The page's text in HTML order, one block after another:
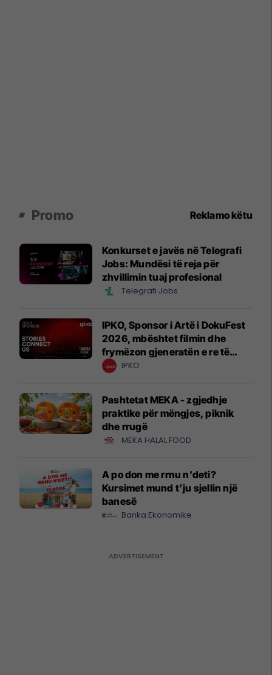
Promo Reklamo këtu
Konkurset e javës në Telegrafi
Jobs: Mundësi të reja për
zhvillimin tuaj profesional
Telegrafi Jobs
IPKO, Sponsor i Artë i DokuFest
2026, mbështet filmin dhe
frymëzon gjeneratën e re të
krijuesve
IPKO
Pashtetat MEKA - zgjedhje
praktike për mëngjes, piknik
dhe rrugë
MEKA HALAL FOOD
A po don me rrnu n’deti?
Kursimet mund t’ju sjellin një
banesë
Banka Ekonomike